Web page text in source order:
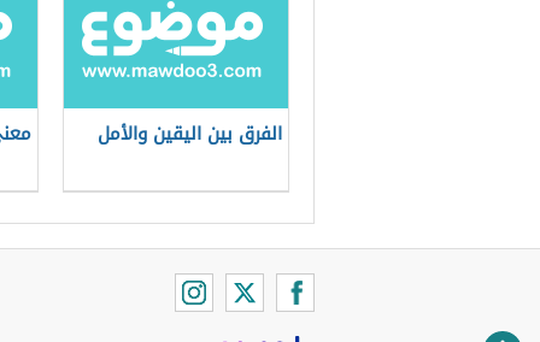
الفرق بين اليقين والأمل